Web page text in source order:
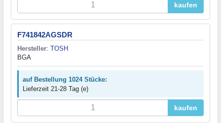
kaufen
F741842AGSDR
Hersteller: TOSH
BGA
auf Bestellung 1024 Stücke:
Lieferzeit 21-28 Tag (e)
kaufen